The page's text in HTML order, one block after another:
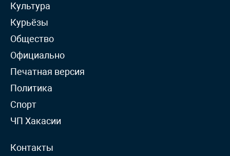
Культура
Курьёзы
Общество
Официально
Печатная версия
Политика
Спорт
ЧП Хакасии
Контакты